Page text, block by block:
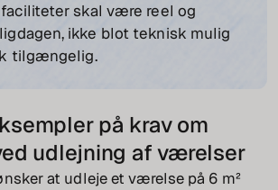
skal være reel og
ikke blot teknisk mulig
tilgængelig.
på krav om
udlejning af værelser
at udleje et værelse på 6 m²